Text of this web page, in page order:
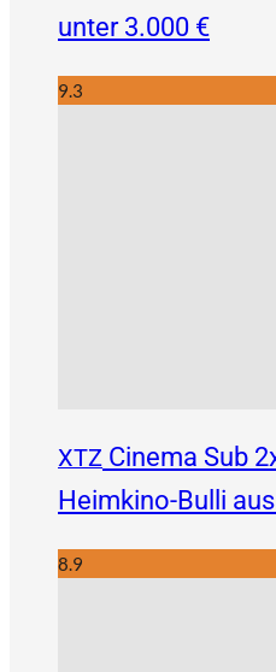
unter 3.000 €
9.3
XTZ Cinema Sub
Heimkino-Bulli
8.9